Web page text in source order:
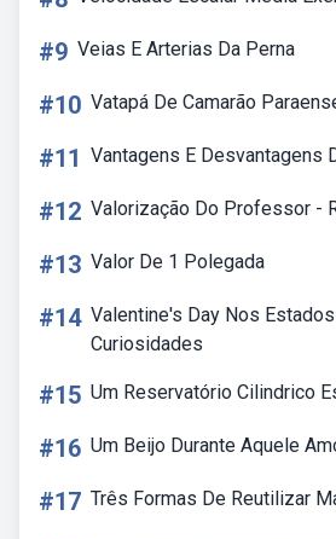
#9 Veias E Arterias Da Perna
#10 Vatapá De Camarão
#11 Vantagens E Desvantagens
#12 Valorização Do Professor -
#13 Valor De 1 Polegada
#14 Valentine's Day Nos
Curiosidades
#15 Um Reservatório Cilindrico
#16 Um Beijo Durante Aquele
#17 Três Formas De Reutilizar